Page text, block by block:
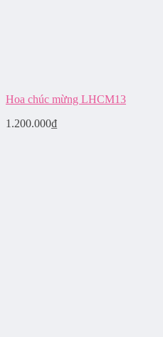
Hoa chúc mừng LHCM13
1.200.000₫